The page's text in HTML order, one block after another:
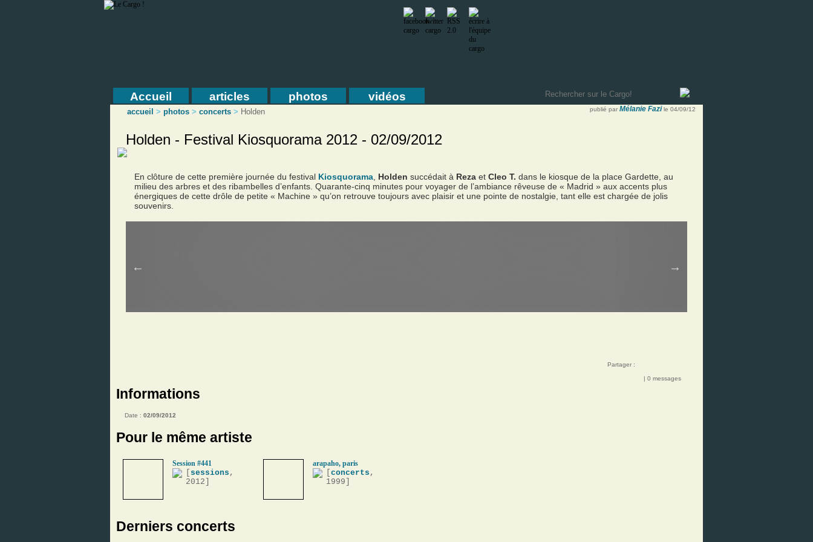
Accueil articles photos vidéos
accueil > photos > concerts > Holden publié par Mélanie Fazi le 04/09/12
Holden - Festival Kiosquorama 2012 - 02/09/2012
En clôture de cette première journée du festival Kiosquorama Holden succédait à Reza et Cleo T. dans le kiosque de la place Gardette, au
milieu des arbres et des ribambelles d’enfants. Quarante-cinq minutes pour voyager de l’ambiance rêveuse de « Madrid » aux accents plus
énergiques de cette drôle de petite « Machine » qu’on retrouve toujours avec plaisir et une pointe de nostalgie, tant elle est chargée de jolis
souvenirs.
Partager :
| 0 messages
Informations
Date : 02/09/2012
Pour le même artiste
Session #441
sessions ,
2012]
arapaho, paris
concerts ,
1999]
Derniers concerts